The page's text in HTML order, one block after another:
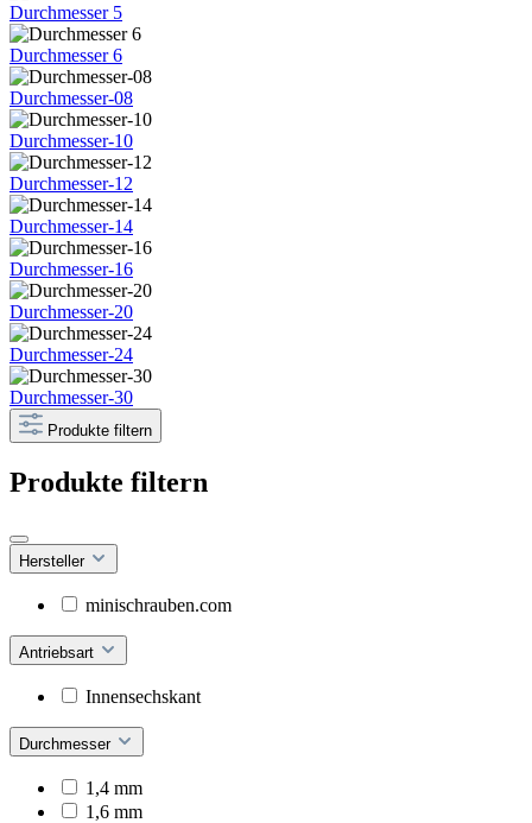
Durchmesser 5
Durchmesser 6
Durchmesser-08
Durchmesser-10
Durchmesser-12
Durchmesser-14
Durchmesser-16
Durchmesser-20
Durchmesser-24
Durchmesser-30
Produkte filtern
Produkte filtern
Hersteller
minischrauben.com
Antriebsart
Innensechskant
Durchmesser
1,4 mm
1,6 mm